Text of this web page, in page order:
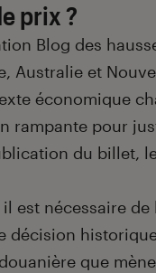
prix ?
Blog des
Australie et
économique
rampante pour
du billet,
est nécessaire
décision
que